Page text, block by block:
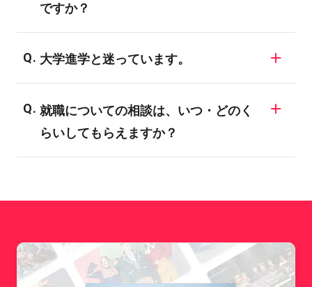
な目標を決められない学生も多いようで
す。バンタンでは業界の仕組みや現状、
様々な職種についてご説明する進路ガイダ
ンスを開催しています。興味のある業界に
ついては、ぜひ専門のスタッフにご相談し
てみてください。
ですか？
験者や初心者です。全ての学科・専攻が未
経験者対応のカリキュラムになっており、
専門的な知識や技術は入学後にしっかり学
ぶことができます。
大学進学と迷っています。
の習得」により、自分の関心を深めていく
ことを目標としています。バンタンでは、
「現場実習やインターンシップ、企業・メ
くラインナップされています。目的が異な
るため、どちらに進むかによってその後の
就職についての相談は、いつ・どのく
らいしてもらえますか？
会・面接 このステップに合わせて、適時
アドバイスをさせて頂きます。早期に進路